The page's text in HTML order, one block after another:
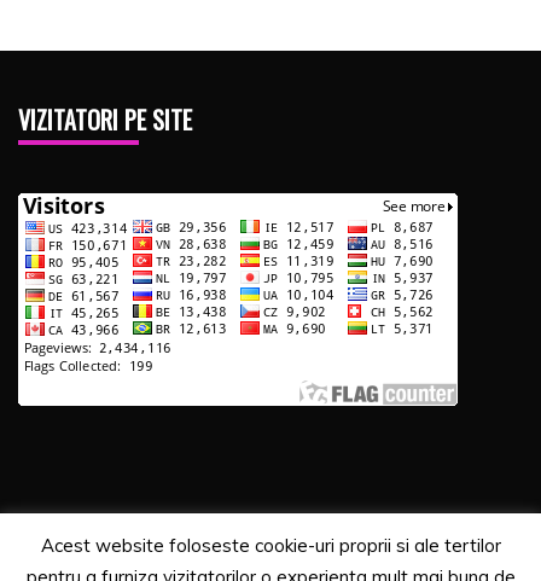
VIZITATORI PE SITE
Copyrights. © 2020 Segra Media
Acest website foloseste cookie-uri proprii si ale tertilor